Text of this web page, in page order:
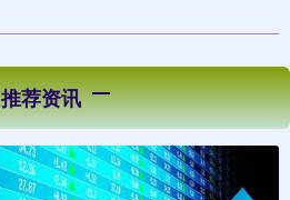
推荐资讯